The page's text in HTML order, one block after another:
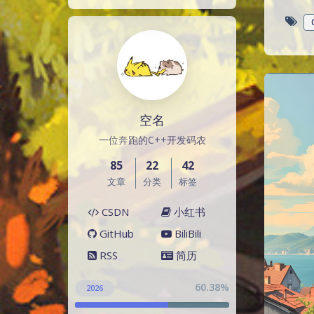
空名
一位奔跑的C++开发码农
85
文章
22
分类
42
标签
CSDN
小红书
GitHub
BiliBili
RSS
简历
2026
60.38%
60.3817700%